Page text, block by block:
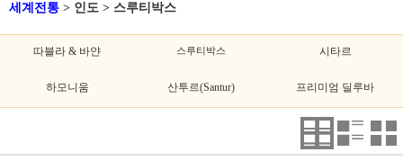
세계전통 > 인도 > 스루티박스
따블라 & 바얀 스루티박스 시타르
하모니움 산투르(Santur) 프리미엄 딜루바